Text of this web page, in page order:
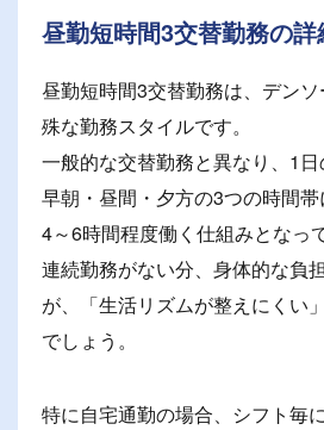
昼勤短時間3交替勤務の詳
昼勤短時間3交替勤務は、デン
殊な勤務スタイルです。
一般的な交替勤務と異なり、1日
早朝・昼間・夕方の3つの時間
4～6時間程度働く仕組みとなっ
連続勤務がない分、身体的な負
が、「生活リズムが整えにくい
でしょう。
特に自宅通勤の場合、シフト毎